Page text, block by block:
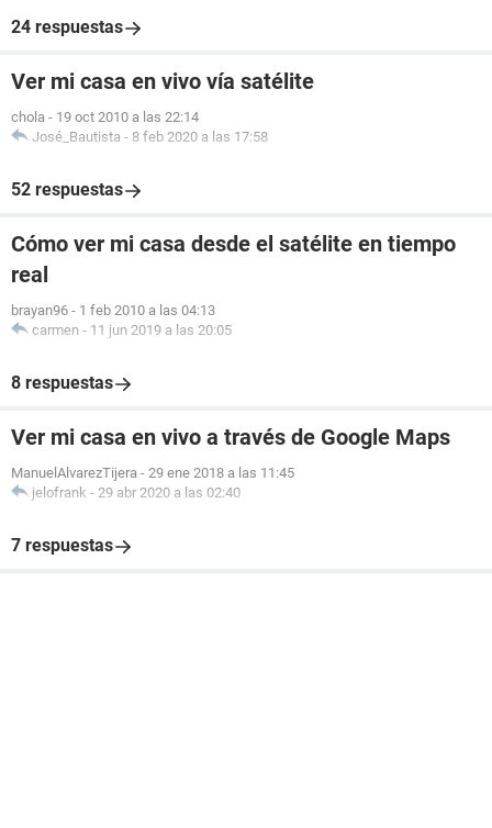
24 respuestas
Ver mi casa en vivo vía satélite
chola - 19 oct 2010 a las 22:14
José_Bautista - 8 feb 2020 a las 17:58
52 respuestas
Cómo ver mi casa desde el satélite en tiempo
real
brayan96 - 1 feb 2010 a las 04:13
carmen - 11 jun 2019 a las 20:05
8 respuestas
Ver mi casa en vivo a través de Google Maps
ManuelAlvarezTijera - 29 ene 2018 a las 11:45
jelofrank - 29 abr 2020 a las 02:40
7 respuestas